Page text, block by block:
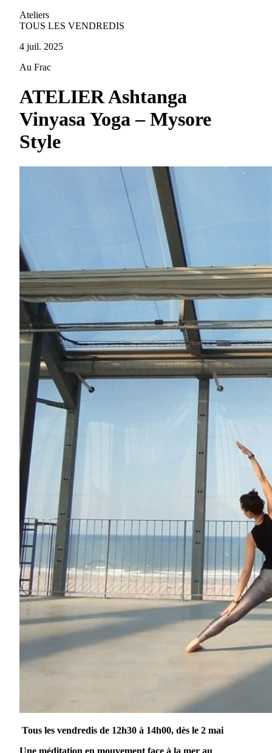
Ateliers
TOUS LES VENDREDIS
4 juil. 2025
Au Frac
ATELIER Ashtanga
Vinyasa Yoga – Mysore
Style
Tous les vendredis de 12h30 à 14h00, dès le 2 mai
Une méditation en mouvement face à la mer au